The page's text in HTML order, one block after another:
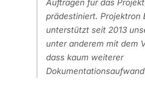
Aufträgen für das
prädestiniert. Projektron
unterstützt seit 2013
unter anderem mit dem
dass kaum weiterer